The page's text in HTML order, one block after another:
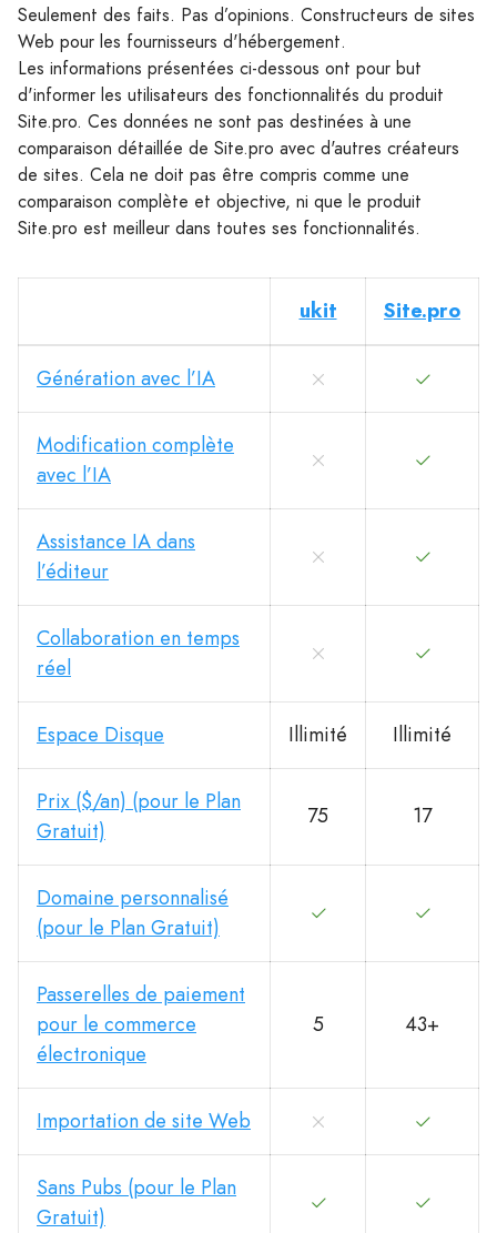
Seulement des faits. Pas d’opinions. Constructeurs de sites
Web pour les fournisseurs d'hébergement.
Les informations présentées ci-dessous ont pour but
d'informer les utilisateurs des fonctionnalités du produit
Site.pro. Ces données ne sont pas destinées à une
comparaison détaillée de Site.pro avec d'autres créateurs
de sites. Cela ne doit pas être compris comme une
comparaison complète et objective, ni que le produit
Site.pro est meilleur dans toutes ses fonctionnalités.
ukit Site.pro
Génération avec l’IA
Modification complète
avec l’IA
Assistance IA dans
l’éditeur
Collaboration en temps
réel
Espace Disque Illimité Illimité
Prix ​​($/an) (pour le Plan
Gratuit)
75 17
Domaine personnalisé
(pour le Plan Gratuit)
Passerelles de paiement
pour le commerce
électronique
5 43+
Importation de site Web
Sans Pubs (pour le Plan
Gratuit)